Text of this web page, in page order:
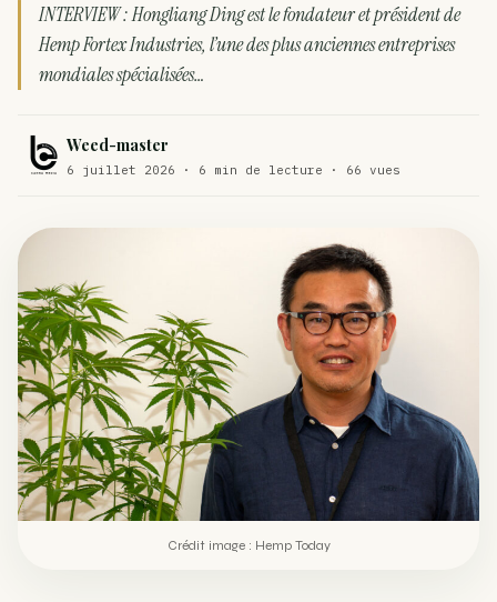
Recette : Préparation du beurre de Marrakech RECETTE
Comment éviter un joint de partir en cuillère
contre les maux de dos…
INTERVIEW : Hongliang Ding est le fondateur et président de
Hemp Fortex Industries, l’une des plus anciennes entreprises
mondiales spécialisées…
Weed-master
6 juillet 2026 · 6 min de lecture · 66 vues
Crédit image : Hemp Today